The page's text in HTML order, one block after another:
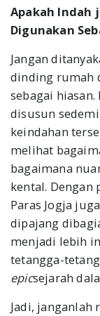
Apakah Indah
Digunakan
Jangan
dinding rumah
sebagai
disusun
keindahan
melihat
bagaimana
kental. Dengan
Paras Jogja
dipajang
menjadi lebih
tetangga-
epicsejarah
Jadi,